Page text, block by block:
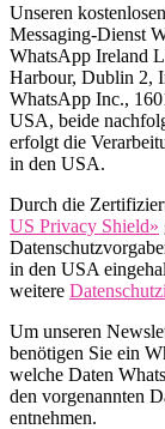
Unseren
Messaging-Dienst
WhatsApp Ireland
Harbour, Dublin 2,
WhatsApp Inc.,
USA, beide
erfolgt die
in den USA.
Durch die
US Privacy Shield»
in den USA
weitere
Um unseren
benötigen Sie ein
welche Daten
den vorgenannten
entnehmen.